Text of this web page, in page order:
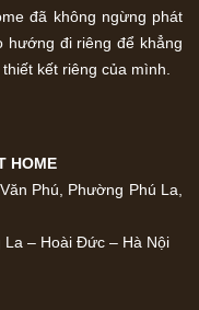
đã không ngừng phát
hướng đi riêng để khẳng
kết riêng của mình.
HOME
Phú, Phường Phú La,
– Hoài Đức – Hà Nội